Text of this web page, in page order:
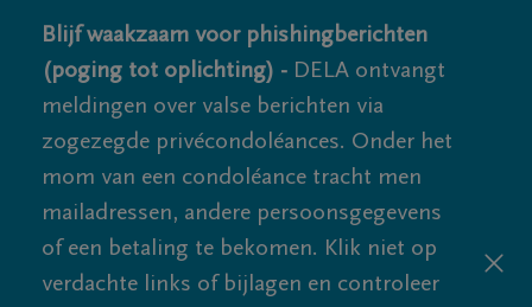
Blijf waakzaam voor phishingberichten
(poging tot oplichting) - DELA ontvangt
meldingen over valse berichten via
zogezegde privécondoléances. Onder het
mom van een condoléance tracht men
mailadressen, andere persoonsgegevens
of een betaling te bekomen. Klik niet op
verdachte links of bijlagen en controleer